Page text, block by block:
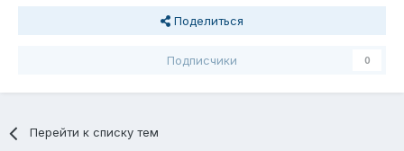
Поделиться
Подписчики 0
Перейти к списку тем